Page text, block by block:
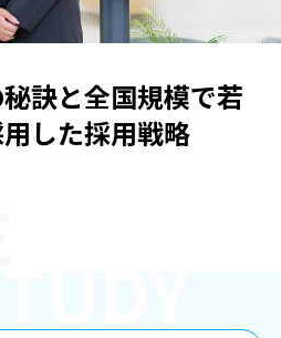
訣と全国規模で若
した採用戦略